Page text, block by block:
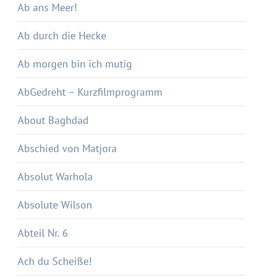
Ab ans Meer!
Ab durch die Hecke
Ab morgen bin ich mutig
AbGedreht – Kurzfilmprogramm
About Baghdad
Abschied von Matjora
Absolut Warhola
Absolute Wilson
Abteil Nr. 6
Ach du Scheiße!